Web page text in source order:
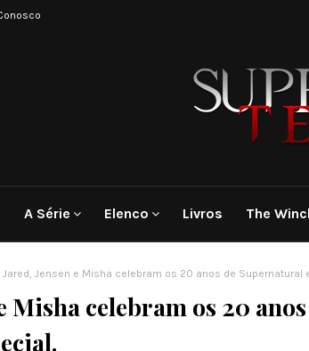
A Série Elenco Livros The
Jared, Jensen e Misha celebram os 20 anos de Supernatural
Misha celebram os 20